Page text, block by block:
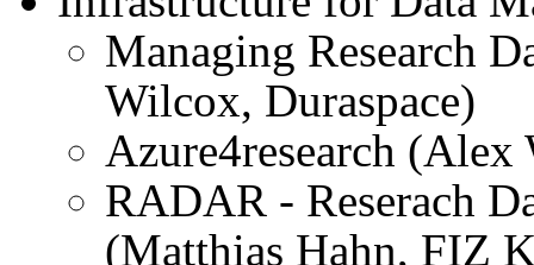
Managing Research
Wilcox, Duraspace)
Azure4research (Alex
RADAR - Reserach
(Matthias Hahn, FIZ